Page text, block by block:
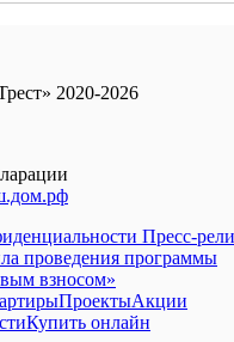
2020-2026
Пресс-
проведения программы
взносом»
ПроектыАкции
Купить онлайн